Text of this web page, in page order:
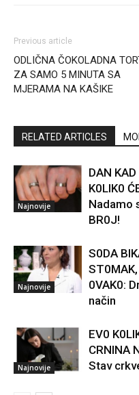
Previous article
ODLIČNA ČOKOLADNA
ZA SAMO 5 MINUTA SA
MJERAMA NA KAŠIKE
RELATED ARTICLES
Najnovije
DAN
K0LIK0
Nadamo
BR0J!
Najnovije
S0DA
ST0MAK,
0VAK0:
način
Najnovije
EV0
CRNINA
Stav